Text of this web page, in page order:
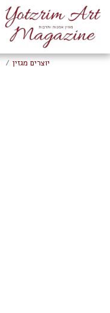
יוצרים מגזין